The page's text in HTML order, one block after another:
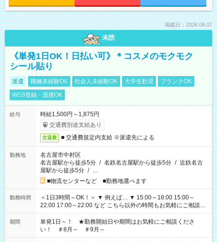
掲載日：2026.08.07
未読
《単発1日OK！日払い可》＊コスメのモクモク
シール貼り
派遣 職種未経験OK 社会人未経験OK 大学生歓迎
ブランクOK
WEB登録・面接OK
給与
時給1,500円～1,875円
交通費別途支給あり
交通費 ■ 交通費規定内支給 ※派遣先による
勤務地
名古屋市中村区
名古屋駅から徒歩5分 / 名鉄名古屋駅から徒歩5分 / 近鉄名古
屋駅から徒歩5分 / …
■物流センターなど ■勤務地選べます
勤務時間
＜1日3時間～OK！＞ ▼ 例えば… ▼ 15:00～18:00 15:00～
22:00 17:00～22:00 など こちら以外の時間もお気軽にご相談く
ださい！
期間
単発1日～！ ★勤務開始日や期間はお気軽にご相談くださ
い！ ＃8月～ ＃9月～